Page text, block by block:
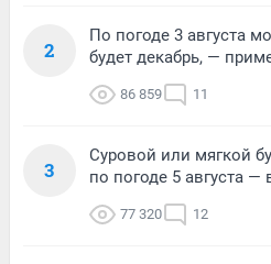
2
По погоде 3 августа
будет декабрь, —
86 859 11
3
Суровой или мягкой
по погоде 5 августа
77 320 12